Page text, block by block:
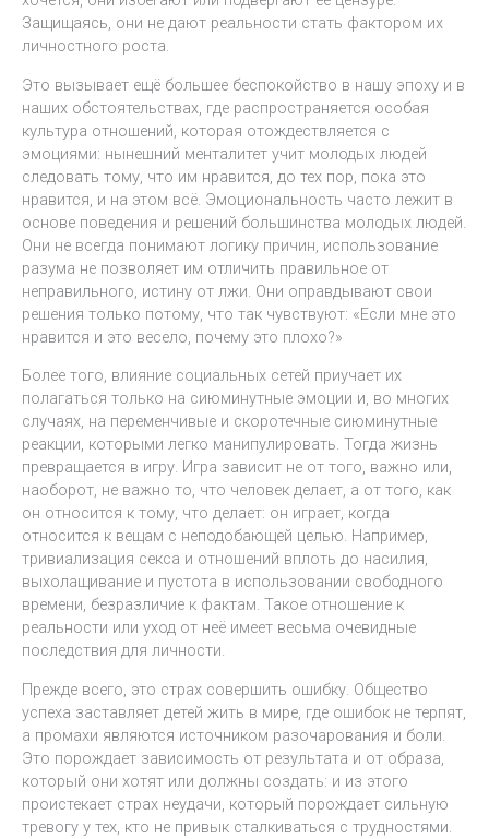
Защищаясь, они не дают реальности стать фактором их
личностного роста.
Это вызывает ещё большее беспокойство в нашу эпоху и в
наших обстоятельствах, где распространяется особая
культура отношений, которая отождествляется с
эмоциями: нынешний менталитет учит молодых людей
следовать тому, что им нравится, до тех пор, пока это
нравится, и на этом всё. Эмоциональность часто лежит в
основе поведения и решений большинства молодых людей.
Они не всегда понимают логику причин, использование
разума не позволяет им отличить правильное от
неправильного, истину от лжи. Они оправдывают свои
решения только потому, что так чувствуют: «Если мне это
нравится и это весело, почему это плохо?»
Более того, влияние социальных сетей приучает их
полагаться только на сиюминутные эмоции и, во многих
случаях, на переменчивые и скоротечные сиюминутные
реакции, которыми легко манипулировать. Тогда жизнь
превращается в игру. Игра зависит не от того, важно или,
наоборот, не важно то, что человек делает, а от того, как
он относится к тому, что делает: он играет, когда
относится к вещам с неподобающей целью. Например,
тривиализация секса и отношений вплоть до насилия,
выхолащивание и пустота в использовании свободного
времени, безразличие к фактам. Такое отношение к
реальности или уход от неё имеет весьма очевидные
последствия для личности.
Прежде всего, это страх совершить ошибку. Общество
успеха заставляет детей жить в мире, где ошибок не терпят,
а промахи являются источником разочарования и боли.
Это порождает зависимость от результата и от образа,
который они хотят или должны создать: и из этого
проистекает страх неудачи, который порождает сильную
тревогу у тех, кто не привык сталкиваться с трудностями.